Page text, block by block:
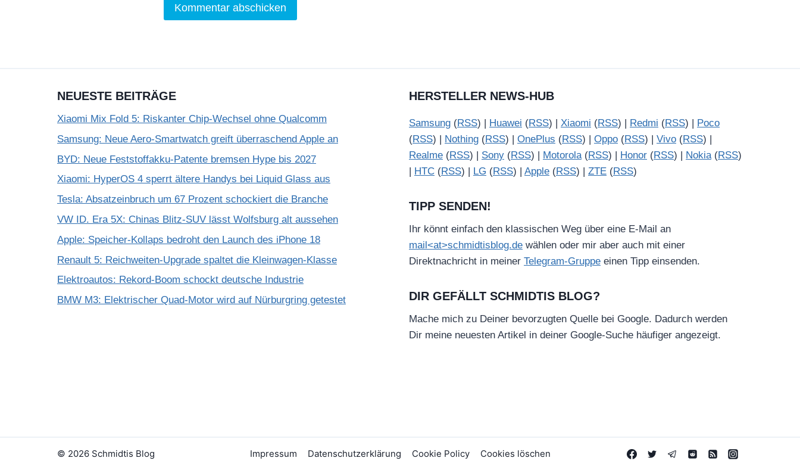
NEUESTE BEITRÄGE
Xiaomi Mix Fold 5: Riskanter Chip-Wechsel ohne Qualcomm
Samsung: Neue Aero-Smartwatch greift überraschend Apple an
BYD: Neue Feststoffakku-Patente bremsen Hype bis 2027
Xiaomi: HyperOS 4 sperrt ältere Handys bei Liquid Glass aus
Tesla: Absatzeinbruch um 67 Prozent schockiert die Branche
VW ID. Era 5X: Chinas Blitz-SUV lässt Wolfsburg alt aussehen
Apple: Speicher-Kollaps bedroht den Launch des iPhone 18
Renault 5: Reichweiten-Upgrade spaltet die Kleinwagen-Klasse
Elektroautos: Rekord-Boom schockt deutsche Industrie
BMW M3: Elektrischer Quad-Motor wird auf Nürburgring getestet
HERSTELLER NEWS-HUB
Samsung (RSS) | Huawei (RSS) | Xiaomi (RSS) | Redmi (RSS) | Poco
(RSS) | Nothing (RSS) | OnePlus (RSS) | Oppo (RSS) | Vivo (RSS) |
Realme (RSS) | Sony (RSS) | Motorola(RSS) | Honor (RSS) | Nokia(RSS)
| HTC (RSS) | LG (RSS) | Apple (RSS) | ZTE (RSS)
TIPP SENDEN!
Ihr könnt einfach den klassischen Weg über eine E-Mail an
mail<at>schmidtisblog.de wählen oder mir aber auch mit einer
Direktnachricht in meiner Telegram-Gruppe einen Tipp einsenden.
DIR GEFÄLLT SCHMIDTIS BLOG?
Mache mich zu Deiner bevorzugten Quelle bei Google. Dadurch werden
Dir meine neuesten Artikel in deiner Google-Suche häufiger angezeigt.
© 2026 Schmidtis Blog Impressum Datenschutzerklärung Cookie Policy Cookies löschen